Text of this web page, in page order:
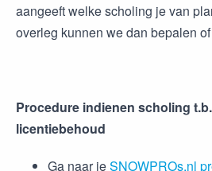
aangeeft welke scholing je van
overleg kunnen we dan bepalen
Procedure indienen scholing
licentiebehoud
Ga naar jeSNOWPROs.nl